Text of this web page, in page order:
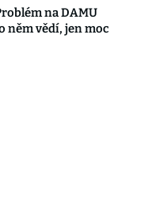
na DAMU
něm vědí, jen moc